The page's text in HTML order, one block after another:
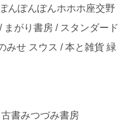
んぽんぽんホホホ座交野
がり書房 / スタンダード
みせ スウス / 本と雑貨 緑
書みつづみ書房